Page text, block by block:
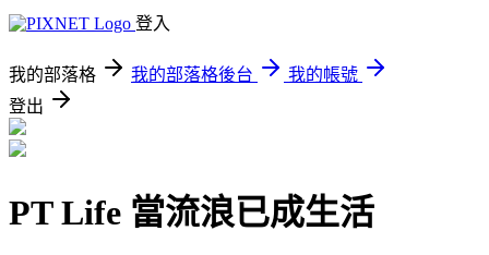
登入
我的部落格 我的部落格後台
我的帳號
登出
PT Life 當流浪已成生活